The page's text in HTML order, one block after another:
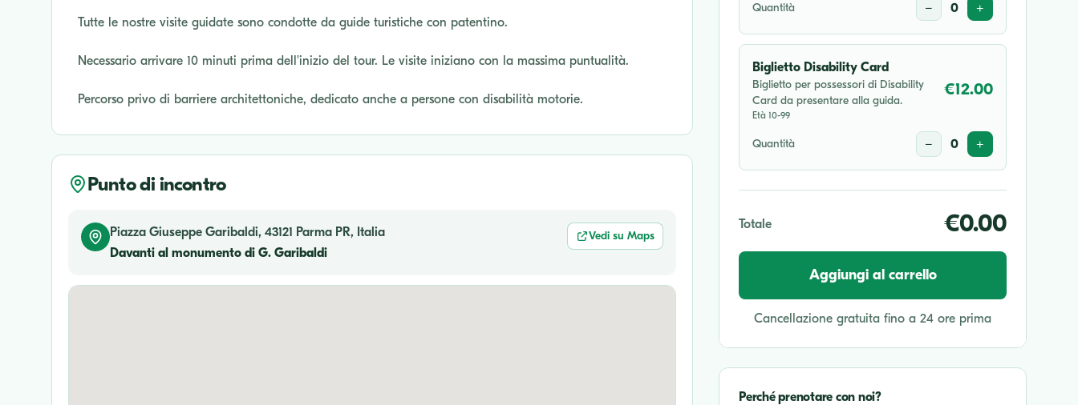
Tutte le nostre visite guidate sono condotte da guide turistiche con patentino.
Necessario arrivare 10 minuti prima dell'inizio del tour. Le visite iniziano con la massima puntualità.
Percorso privo di barriere architettoniche, dedicato anche a persone con disabilità motorie.
Punto di incontro
Piazza Giuseppe Garibaldi, 43121 Parma PR, Italia Vedi su Maps
Davanti al monumento di G. Garibaldi
Quantità − 0 +
Biglietto Disability Card
Biglietto per possessori di Disability
Card da presentare alla guida.
Età 10-99
€12.00
Quantità − 0 +
Totale €0.00
Aggiungi al carrello
Cancellazione gratuita fino a 24 ore prima
Perché prenotare con noi?